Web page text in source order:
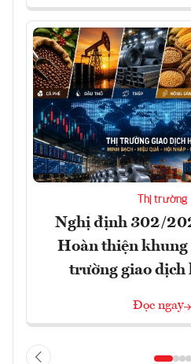
Thị trường
Nghị định 302/
Hoàn thiện
trường giao dịch
Đọc ngay